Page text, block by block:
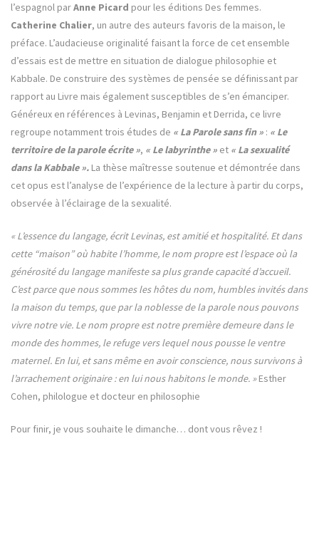
l’espagnol parAnne Picard pour les éditions Des femmes.
Catherine Chalier, un autre des auteurs favoris de la maison, le
préface. L’audacieuse originalité faisant la force de cet ensemble
d’essais est de mettre en situation de dialogue philosophie et
Kabbale. De construire des systèmes de pensée se définissant par
rapport au Livre mais également susceptibles de s’en émanciper.
Généreux en références à Levinas, Benjamin et Derrida, ce livre
regroupe notamment trois études de « La Parole sans fin » : « Le
territoire de la parole écrite », « Le labyrinthe » et « La sexualité
dans la Kabbale ». La thèse maîtresse soutenue et démontrée dans
cet opus est l’analyse de l’expérience de la lecture à partir du corps,
observée à l’éclairage de la sexualité.
« L’essence du langage, écrit Levinas, est amitié et hospitalité. Et dans
cette “maison” où habite l’homme, le nom propre est l’espace où la
générosité du langage manifeste sa plus grande capacité d’accueil.
C’est parce que nous sommes les hôtes du nom, humbles invités dans
la maison du temps, que par la noblesse de la parole nous pouvons
vivre notre vie. Le nom propre est notre première demeure dans le
monde des hommes, le refuge vers lequel nous pousse le ventre
maternel. En lui, et sans même en avoir conscience, nous survivons à
l’arrachement originaire : en lui nous habitons le monde. »Esther
Cohen, philologue et docteur en philosophie
Pour finir, je vous souhaite le dimanche… dont vous rêvez !